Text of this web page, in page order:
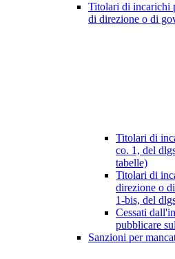
Titolari di incarichi
di direzione o di
Titolari di
co. 1, del
tabelle)
Titolari di
direzione o
1-bis, del
Cessati
pubblicare
Sanzioni per